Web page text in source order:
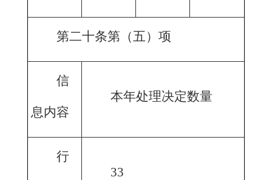
第二十条第（五）项
信
息内容
本年处理决定数量
行
33